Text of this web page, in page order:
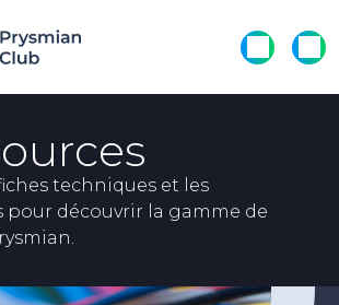
techniques et les
pour découvrir la gamme de